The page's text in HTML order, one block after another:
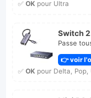
✅ OKpour Ultra
Switch
Passe
👉 voir
✅ OKpour Delta, Pop,